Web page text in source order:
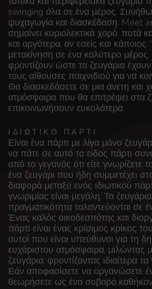
swinging όλα σε ένα μέρος.
ψυχαγωγία και διασκέδαση. Meet
σημαίνει κυριολεκτικά χορό, ποτά
και αργότερα, αν εσείς και κάποιος
μετακίνηση σε ένα καλύτερο
φροντίζουν ώστε τα ζευγάρια
τους αίθουσες παιχνιδιού για να
Θα διασκεδάσετε σε μια άνετη και
ατμόσφαιρα που θα επιτρέψει στα
επικοινωνήσουν ευκολότερα.
ΙΔΙΩΤΙΚΟ ΠΑΡΤΙ
Είναι ένα πάρτι με λίγα μόνο
να πάτε σε αυτό το είδος πάρτι
από το γεγονός ότι είτε γνωρίζετε
ένα ζευγάρι που ήδη συμμετέχει
διαφορά μεταξύ ενός ιδιωτικού
γνωριμίας είναι μεγάλη. Τα
πραγματικότητα ταλαντεύονται σε
Ένας καλός οικοδεσπότης και
πάρτι είναι ένας κρίσιμος κρίκος
αυτοί που είναι υπεύθυνοι για τη
ευχάριστου ατμόσφαιρα, μιλώντας
ζευγάρια, φροντίζοντας ιδιαίτερα
Εάν αποφασίσετε να οργανώσετε
θεωρήσετε ως ένα σοβαρό